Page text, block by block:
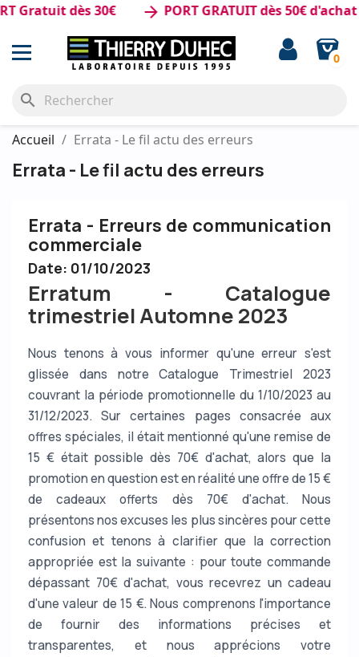
Gratuit dès 30€ arrow_forwardPORT GRATUIT dès 50€ d'achat
0
search
Accueil Errata - Le fil actu des erreurs
Errata - Le fil actu des erreurs
Errata - Erreurs de communication
commerciale
Date: 01/10/2023
Erratum - Catalogue
trimestriel Automne 2023
Nous tenons à vous informer qu'une erreur s'est
glissée dans notre Catalogue Trimestriel 2023
couvrant la période promotionnelle du 1/10/2023 au
31/12/2023. Sur certaines pages consacrée aux
offres spéciales, il était mentionné qu'une remise de
15 € était possible dès 70€ d'achat, alors que la
promotion en question est en réalité une offre de 15 €
de cadeaux offerts dès 70€ d'achat. Nous
présentons nos excuses les plus sincères pour cette
confusion et tenons à clarifier que la correction
appropriée est la suivante : pour toute commande
dépassant 70€ d'achat, vous recevrez un cadeau
d'une valeur de 15 €. Nous comprenons l'importance
de fournir des informations précises et
transparentes, et nous apprécions votre